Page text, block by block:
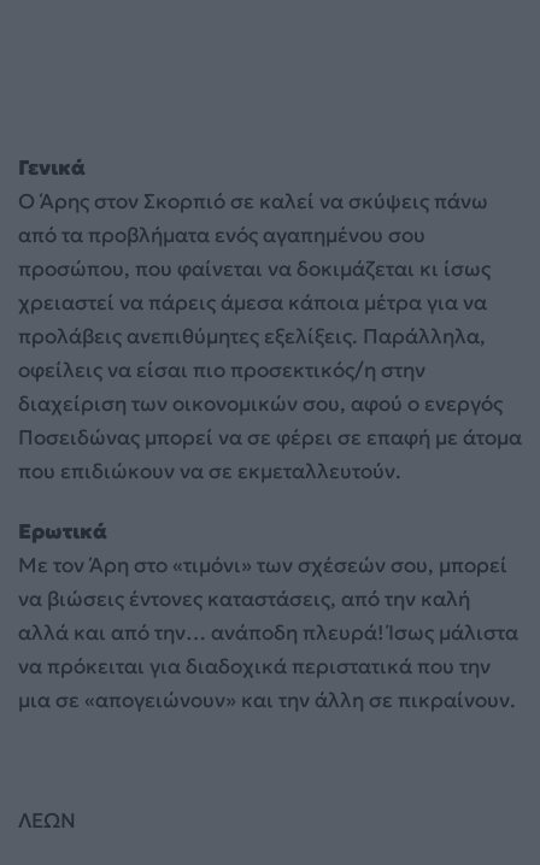
Γενικά
Ο Άρης στον Σκορπιό σε καλεί να σκύψεις πάνω
από τα προβλήματα ενός αγαπημένου σου
προσώπου, που φαίνεται να δοκιμάζεται κι ίσως
χρειαστεί να πάρεις άμεσα κάποια μέτρα για να
προλάβεις ανεπιθύμητες εξελίξεις. Παράλληλα,
οφείλεις να είσαι πιο προσεκτικός/η στην
διαχείριση των οικονομικών σου, αφού ο ενεργός
Ποσειδώνας μπορεί να σε φέρει σε επαφή με άτομα
που επιδιώκουν να σε εκμεταλλευτούν.
Ερωτικά
Με τον Άρη στο «τιμόνι» των σχέσεών σου, μπορεί
να βιώσεις έντονες καταστάσεις, από την καλή
αλλά και από την… ανάποδη πλευρά! Ίσως μάλιστα
να πρόκειται για διαδοχικά περιστατικά που την
μια σε «απογειώνουν» και την άλλη σε πικραίνουν.
ΛΕΩΝ